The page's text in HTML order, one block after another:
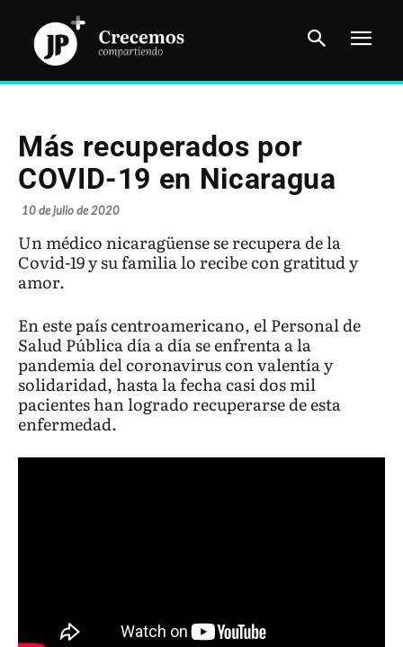
Más recuperados por
COVID-19 en Nicaragua
10 de julio de 2020
Un médico nicaragüense se recupera de la
Covid-19 y su familia lo recibe con gratitud y
amor.
En este país centroamericano, el Personal de
Salud Pública día a día se enfrenta a la
pandemia del coronavirus con valentía y
solidaridad, hasta la fecha casi dos mil
pacientes han logrado recuperarse de esta
enfermedad.